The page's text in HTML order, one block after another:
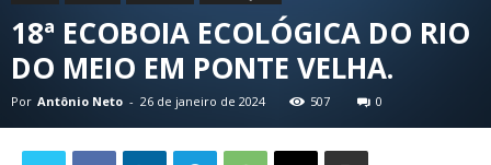
18ª ECOBOIA ECOLÓGICA DO RIO
DO MEIO EM PONTE VELHA.
Por Antônio Neto - 26 de janeiro de 2024 507 0